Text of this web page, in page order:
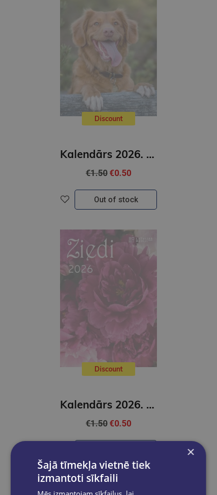
Discount
Kalendārs 2026. Suņi ( mazais)
€1.50€0.50
Out of stock
Discount
Kalendārs 2026. Ziedi ( mazais)
€1.50€0.50
×
Šajā tīmekļa vietnē tiek
izmantoti sīkfaili